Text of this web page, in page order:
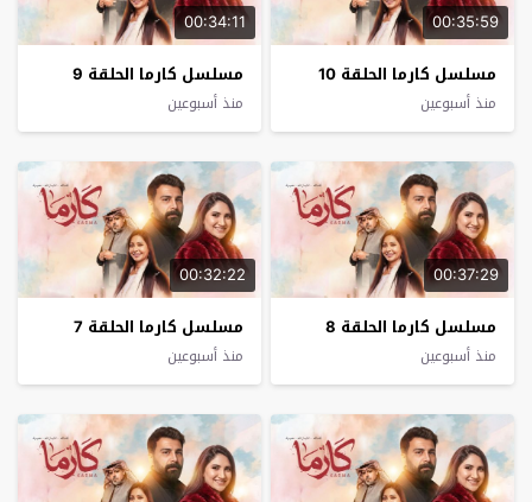
00:35:59
مسلسل كارما الحلقة 10
منذ أسبوعين
00:34:11
مسلسل كارما الحلقة 9
منذ أسبوعين
00:37:29
مسلسل كارما الحلقة 8
منذ أسبوعين
00:32:22
مسلسل كارما الحلقة 7
منذ أسبوعين